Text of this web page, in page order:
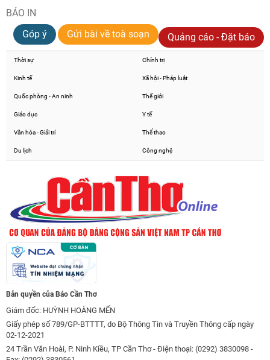
BÁO IN
Góp ý
Gửi bài về toà soạn Quảng cáo - Đặt báo
Thời sự Chính trị
Kinh tế Xã hội - Pháp luật
Quốc phòng - An ninh Thế giới
Giáo dục Y tế
Văn hóa - Giải trí Thể thao
Du lịch Công nghệ
Bản quyền của Báo Cần Thơ
Giám đốc: HUỲNH HOÀNG MẾN
Giấy phép số 789/GP-BTTTT, do Bộ Thông Tin và Truyền Thông cấp ngày
02-12-2021
24 Trần Văn Hoài, P. Ninh Kiều, TP Cần Thơ - Điện thoại: (0292) 3830098 -